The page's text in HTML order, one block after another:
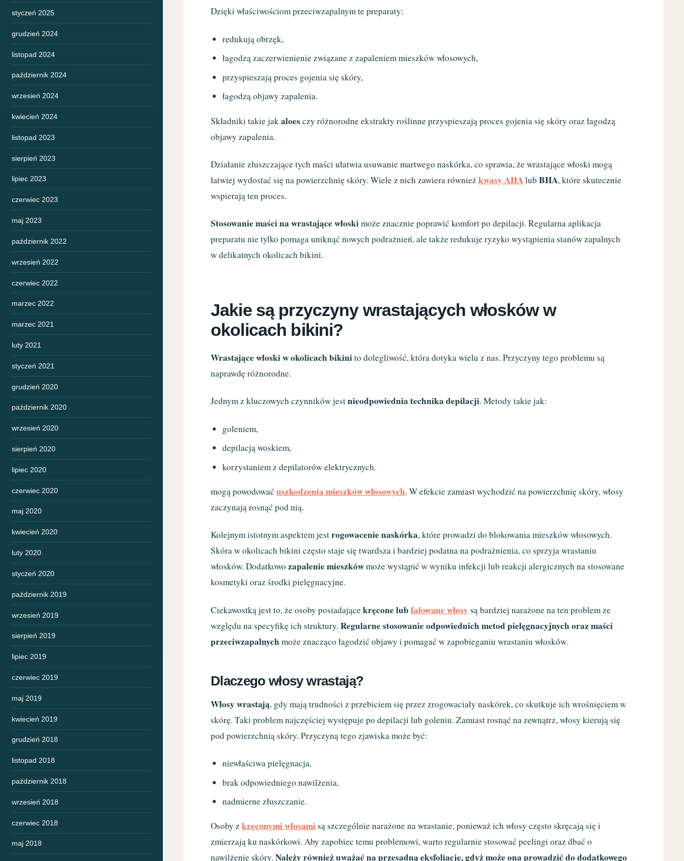
styczeń 2025
grudzień 2024
listopad 2024
październik 2024
wrzesień 2024
kwiecień 2024
listopad 2023
sierpień 2023
lipiec 2023
czerwiec 2023
maj 2023
październik 2022
wrzesień 2022
czerwiec 2022
marzec 2022
marzec 2021
luty 2021
styczeń 2021
grudzień 2020
październik 2020
wrzesień 2020
sierpień 2020
lipiec 2020
czerwiec 2020
maj 2020
kwiecień 2020
luty 2020
styczeń 2020
październik 2019
wrzesień 2019
sierpień 2019
lipiec 2019
czerwiec 2019
maj 2019
kwiecień 2019
grudzień 2018
listopad 2018
październik 2018
wrzesień 2018
czerwiec 2018
maj 2018
Dzięki właściwościom przeciwzapalnym te preparaty:
redukują obrzęk,
łagodzą zaczerwienienie związane z zapaleniem mieszków włosowych,
przyspieszają proces gojenia się skóry,
łagodzą objawy zapalenia.
Składniki takie jakaloesczy różnorodne ekstrakty roślinne przyspieszają proces gojenia się skóry oraz łagodzą
objawy zapalenia.
Działanie złuszczające tych maści ułatwia usuwanie martwego naskórka, co sprawia, że wrastające włoski mogą
łatwiej wydostać się na powierzchnię skóry. Wiele z nich zawiera równieżkwasy AHAlubBHA, które skutecznie
wspierają ten proces.
Stosowanie maści na wrastające włoskimoże znacznie poprawić komfort po depilacji. Regularna aplikacja
preparatu nie tylko pomaga uniknąć nowych podrażnień, ale także redukuje ryzyko wystąpienia stanów zapalnych
w delikatnych okolicach bikini.
Jakie są przyczyny wrastających włosków w
okolicach bikini?
Wrastające włoski w okolicach bikinito dolegliwość, która dotyka wielu z nas. Przyczyny tego problemu są
naprawdę różnorodne.
Jednym z kluczowych czynników jestnieodpowiednia technika depilacji. Metody takie jak:
goleniem,
depilacją woskiem,
korzystaniem z depilatorów elektrycznych.
mogą powodowaćuszkodzenia mieszków włosowych. W efekcie zamiast wychodzić na powierzchnię skóry, włosy
zaczynają rosnąć pod nią.
Kolejnym istotnym aspektem jestrogowacenie naskórka, które prowadzi do blokowania mieszków włosowych.
Skóra w okolicach bikini często staje się twardsza i bardziej podatna na podrażnienia, co sprzyja wrastaniu
włosków. Dodatkowozapalenie mieszkówmoże wystąpić w wyniku infekcji lub reakcji alergicznych na stosowane
kosmetyki oraz środki pielęgnacyjne.
Ciekawostką jest to, że osoby posiadającekręcone lubfalowane włosy są bardziej narażone na ten problem ze
względu na specyfikę ich struktury.Regularne stosowanie odpowiednich metod pielęgnacyjnych oraz maści
przeciwzapalnych może znacząco łagodzić objawy i pomagać w zapobieganiu wrastaniu włosków.
Dlaczego włosy wrastają?
Włosy wrastają, gdy mają trudności z przebiciem się przez zrogowaciały naskórek, co skutkuje ich wrośnięciem w
skórę. Taki problem najczęściej występuje po depilacji lub goleniu. Zamiast rosnąć na zewnątrz, włosy kierują się
pod powierzchnią skóry. Przyczyną tego zjawiska może być:
niewłaściwa pielęgnacja,
brak odpowiedniego nawilżenia,
nadmierne złuszczanie.
Osoby zkręconymi włosamisą szczególnie narażone na wrastanie, ponieważ ich włosy często skręcają się i
zmierzają ku naskórkowi. Aby zapobiec temu problemowi, warto regularnie stosować peelingi oraz dbać o
nawilżenie skóry.Należy również uważać na przesadną eksfoliację, gdyż może ona prowadzić do dodatkowego